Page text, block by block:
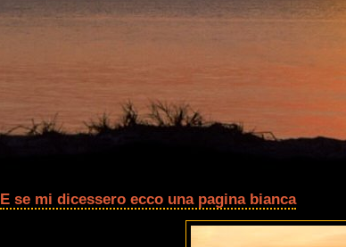
E se mi dicessero ecco una pagina bianca